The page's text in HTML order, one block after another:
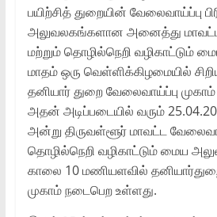
பயிற்சித் துறையின் வேலைவாய்ப்பு
அலுவலகங்களான அனைத்து மாவட்ட
மற்றும் தொழில்நெறி வழிகாட்டும்
மாதம் ஒரு வெள்ளிக்கிழமையில்
தனியார் துறை வேலைவாய்ப்பு முகாம்
அதன் அடிப்படையில் வரும்
அன்று திருவள்ளூர் மாவட்ட
தொழில்நெறி வழிகாட்டும் மைய
காலை 10 மணியளவில்
முகாம் நடைபெற உள்ளது.